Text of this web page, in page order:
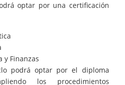
optar por una certificación
y Finanzas
podrá optar por el diploma
los procedimientos